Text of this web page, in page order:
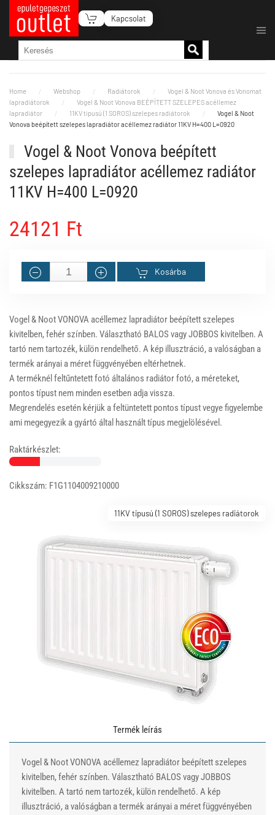
Fő tartalom átugrása
Kapcsolat
Home Webshop Radiátorok
Vogel & Noot Vonova és Vonomat
lapradiátorok
Vogel & Noot Vonova BEÉPÍTETT SZELEPES acéllemez
lapradiátor
11KV tipusú (1 SOROS) szelepes radiátorok
Vogel & Noot
Vonova beépített szelepes lapradiátor acéllemez radiátor 11KV H=400 L=0920
Vogel & Noot Vonova beépített
szelepes lapradiátor acéllemez radiátor
11KV H=400 L=0920
24121 Ft
Kosárba
Vogel & Noot VONOVA acéllemez lapradiátor beépített szelepes
kivitelben, fehér színben. Választható BALOS vagy JOBBOS kivitelben. A
tartó nem tartozék, külön rendelhető. A kép illusztráció, a valóságban a
termék arányai a méret függvényében eltérhetnek.
A terméknél feltűntetett fotó általános radiátor fotó, a méreteket,
pontos típust nem minden esetben adja vissza.
Megrendelés esetén kérjük a feltüntetett pontos típust vegye figyelembe
ami megegyezik a gyártó által használt típus megjelölésével.
Raktárkészlet:
Cikkszám: F1G1104009210000
11KV tipusú (1 SOROS) szelepes radiátorok
Termék leírás
Vogel & Noot VONOVA acéllemez lapradiátor beépített szelepes
kivitelben, fehér színben. Választható BALOS vagy JOBBOS
kivitelben. A tartó nem tartozék, külön rendelhető. A kép
illusztráció, a valóságban a termék arányai a méret függvényében